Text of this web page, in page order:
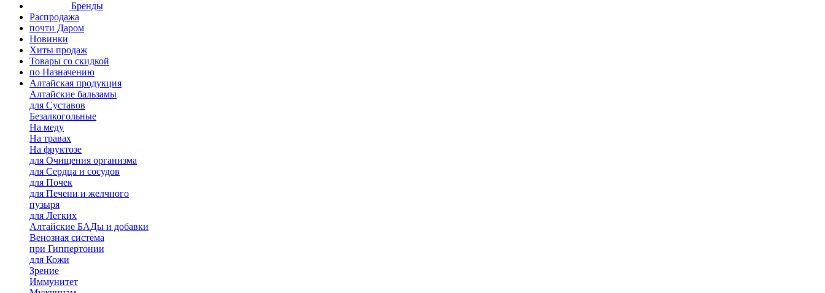
Бренды
Распродажа
почти Даром
Новинки
Хиты продаж
Товары со скидкой
по Назначению
Алтайская продукция
Алтайские бальзамы
для Суставов
Безалкогольные
На меду
На травах
На фруктозе
для Очищения организма
для Сердца и сосудов
для Почек
для Печени и желчного
пузыря
для Легких
Алтайские БАДы и добавки
Венозная система
при Гиппертонии
для Кожи
Зрение
Иммунитет